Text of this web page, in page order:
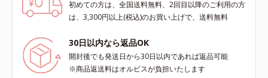
初めての方は、全国送料無料、2回目以降のご利用の方
は、3,300円以上(税込)のお買い上げで、送料無料
30日以内なら返品OK
開封後でも発送日から30日以内であれば返品可能
※商品返送料はオルビスが負担いたします